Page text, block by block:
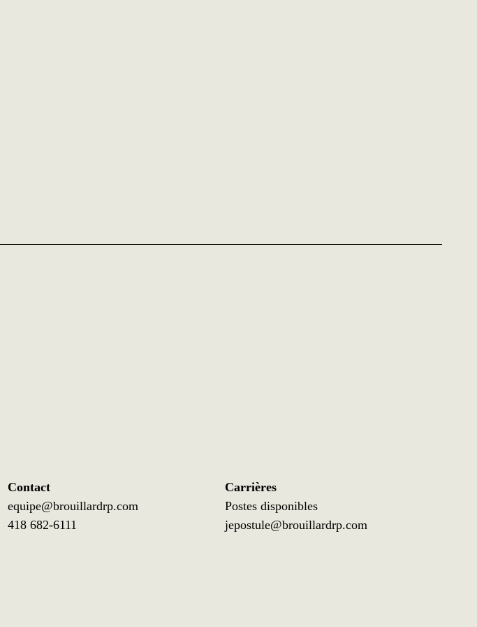
Contact
equipe@brouillardrp.com
418 682-6111
Carrières
Postes disponibles
jepostule@brouillardrp.com